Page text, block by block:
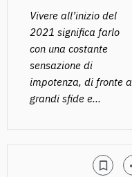
Vivere all’inizio del
2021 significa farlo
con una costante
sensazione di
impotenza, di fronte a
grandi sfide e...